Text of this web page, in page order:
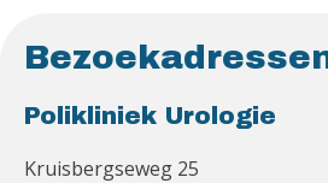
Polikliniek Urologie
Kruisbergseweg 25